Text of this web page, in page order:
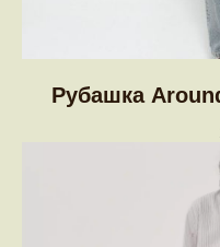
Рубашка